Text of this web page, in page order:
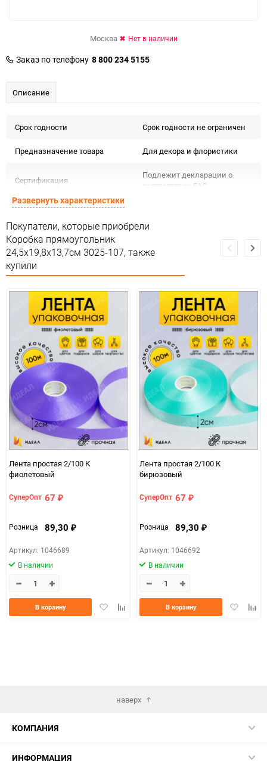
Москва Нет в наличии
Заказ по телефону 8 800 234 5155
Описание
Срок годности Срок годности не ограничен
Предназначение товара Для декора и флористики
Сертификация
Подлежит декларации о
соответствии ЕАС
Особые условия
Минимальное количество 1
Единица измерения шт
Развернуть характеристики
Покупатели, которые приобрели
Коробка прямоугольник
24,5х19,8х13,7см 3025-107, также
купили
Лента простая 2/100 К
фиолетовый
СуперОпт 67 ₽
Розница 89,30 ₽
Артикул: 1046689
В наличии
ДобавитьДобавить
В корзину
Лента простая 2/100 К
бирюзовый
СуперОпт 67 ₽
Розница 89,30 ₽
Артикул: 1046692
В наличии
Добавить
В корзину
наверх
КОМПАНИЯ
ИНФОРМАЦИЯ